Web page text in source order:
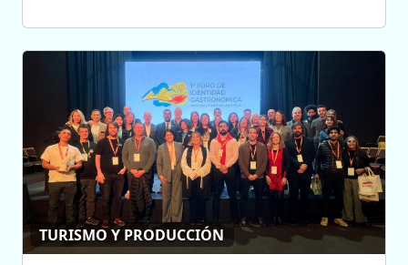
TURISMO Y PRODUCCIÓN